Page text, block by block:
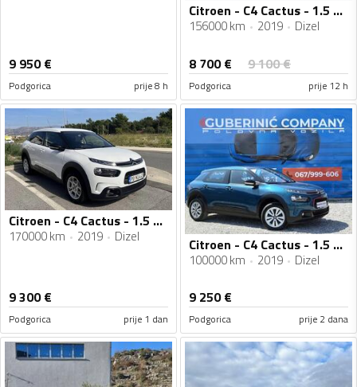
9 950€
Podgorica prije 8 h
Citroen - C4 Cactus - 1.5 HDI
156000 km 2019 Dizel
8 700€ 9 100€
Podgorica prije 12 h
Citroen - C4 Cactus - 1.5 HDI
170000 km 2019 Dizel
9 300€
Podgorica prije 1 dan
Citroen - C4 Cactus - 1.5 HDI
100000 km 2019 Dizel
9 250€
Podgorica prije 2 dana